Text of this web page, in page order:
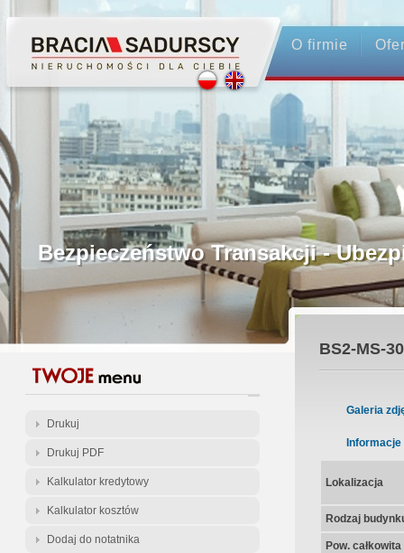
O firmie
Profesjonalne Pośrednictwo
Bezpieczeństwo Transakcji -
Licencjonowani Pośrednicy
Gwarancja Zwrotu Zadatku
Gratis - Przedwstępna Umowa
Drukuj
Drukuj PDF
Kalkulator kredytowy
Kalkulator kosztów
Dodaj do notatnika
BS2-MS-
Galeria
Informacje
Lokalizacja
Rodzaj
Pow.